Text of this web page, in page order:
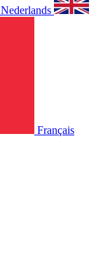
Nederlands
Français